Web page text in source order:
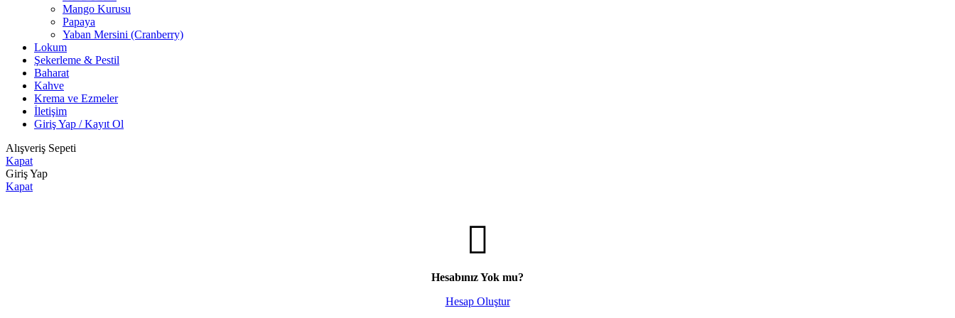
Mango Kurusu
Papaya
Yaban Mersini (Cranberry)
Lokum
Şekerleme & Pestil
Baharat
Kahve
Krema ve Ezmeler
İletişim
Giriş Yap / Kayıt Ol
Alışveriş Sepeti
Kapat
Giriş Yap
Kapat
Hesabınız Yok mu?
Hesap Oluştur